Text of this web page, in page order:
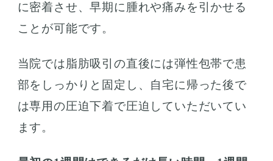
に密着させ、早期に腫れや痛みを引かせる
ことが可能です。
当院では脂肪吸引の直後には弾性包帯で患
部をしっかりと固定し、自宅に帰った後で
は専用の圧迫下着で圧迫していただいてい
ます。